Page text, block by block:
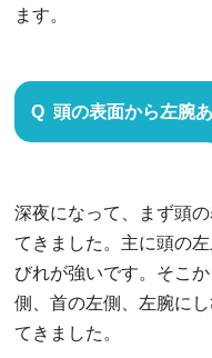
ます。
頭の表面から左腕
深夜になって、まず頭
てきました。主に頭の
びれが強いです。そこ
側、首の左側、左腕に
てきました。